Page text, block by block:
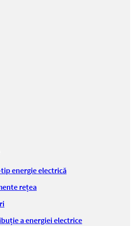
energie electrică
rețea
a energiei electrice